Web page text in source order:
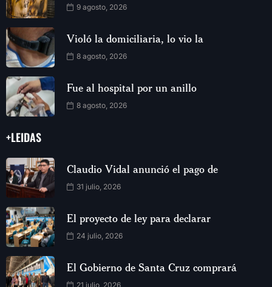
9 agosto, 2026
Violó la domiciliaria, lo vio la
8 agosto, 2026
Fue al hospital por un anillo
8 agosto, 2026
+LEIDAS
Claudio Vidal anunció el pago de
31 julio, 2026
El proyecto de ley para declarar
24 julio, 2026
El Gobierno de Santa Cruz comprará
21 julio, 2026